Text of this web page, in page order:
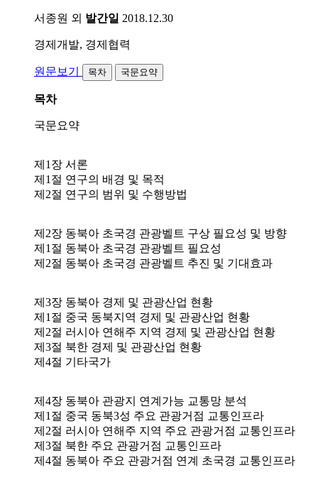
서종원 외 발간일 2018.12.30
경제개발, 경제협력
원문보기 목차 국문요약
목차
국문요약
제1장 서론
제1절 연구의 배경 및 목적
제2절 연구의 범위 및 수행방법
제2장 동북아 초국경 관광벨트 구상 필요성 및 방향
제1절 동북아 초국경 관광벨트 필요성
제2절 동북아 초국경 관광벨트 추진 및 기대효과
제3장 동북아 경제 및 관광산업 현황
제1절 중국 동북지역 경제 및 관광산업 현황
제2절 러시아 연해주 지역 경제 및 관광산업 현황
제3절 북한 경제 및 관광산업 현황
제4절 기타국가
제4장 동북아 관광지 연계가능 교통망 분석
제1절 중국 동북3성 주요 관광거점 교통인프라
제2절 러시아 연해주 지역 주요 관광거점 교통인프라
제3절 북한 주요 관광거점 교통인프라
제4절 동북아 주요 관광거점 연계 초국경 교통인프라